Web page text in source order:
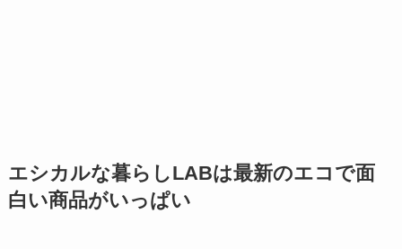
エシカルな暮らしLABは最新のエコで面
白い商品がいっぱい